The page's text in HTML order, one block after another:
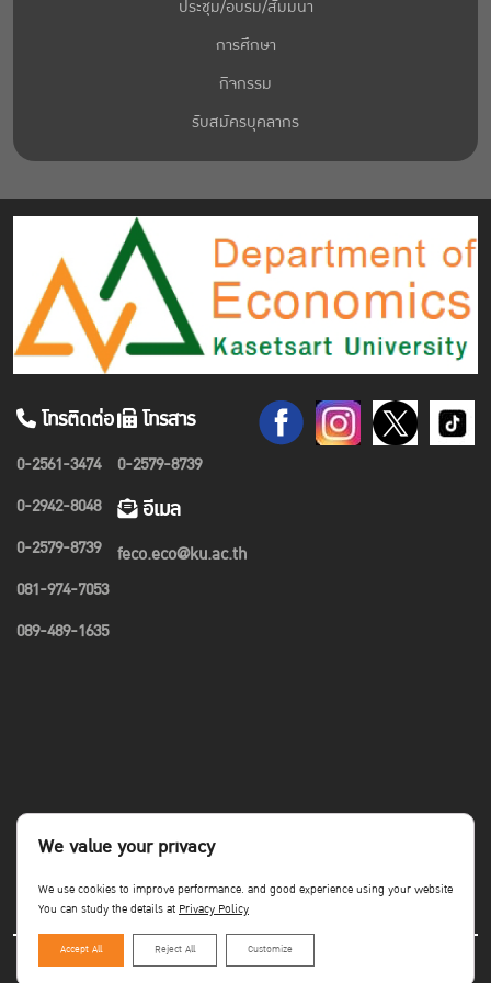
ประชุม/อบรม/สัมมนา
การศึกษา
กิจกรรม
รับสมัครบุคลากร
โทรติดต่อ
0-2561-3474
0-2942-8048
0-2579-8739
081-974-7053
089-489-1635
โทรสาร
0-2579-8739
อีเมล
feco.eco@ku.ac.th
Copyright©Faculty of Economics KU
We value your privacy
We use cookies to improve performance. and good experience using your website
You can study the details atPrivacy Policy
Accept All Reject All Customize